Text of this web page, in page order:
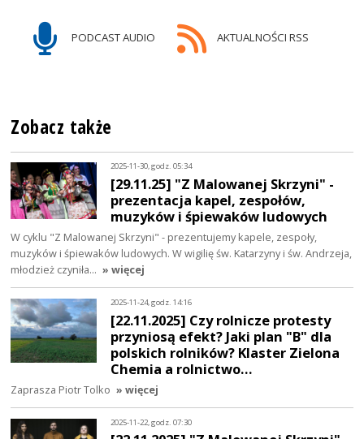
PODCAST AUDIO AKTUALNOŚCI RSS
Zobacz także
2025-11-30, godz. 05:34
[29.11.25] "Z Malowanej Skrzyni" -
prezentacja kapel, zespołów,
muzyków i śpiewaków ludowych
W cyklu "Z Malowanej Skrzyni" - prezentujemy kapele, zespoły,
muzyków i śpiewaków ludowych. W wigilię św. Katarzyny i św. Andrzeja,
młodzież czyniła… » więcej
2025-11-24, godz. 14:16
[22.11.2025] Czy rolnicze protesty
przyniosą efekt? Jaki plan "B" dla
polskich rolników? Klaster Zielona
Chemia a rolnictwo…
Zaprasza Piotr Tolko » więcej
2025-11-22, godz. 07:30